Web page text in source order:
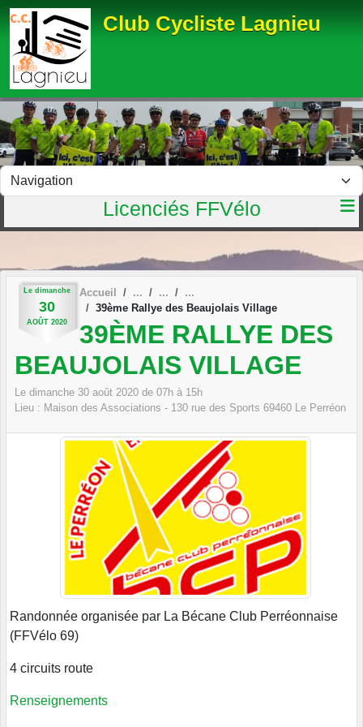
Club Cycliste Lagnieu
Licenciés FFVélo
Le dimanche
30
AOÛT 2020
Accueil
39ème Rallye des Beaujolais Village
39ÈME RALLYE DES
BEAUJOLAIS VILLAGE
Le dimanche 30 août 2020 de 07h à 15h
Lieu : Maison des Associations - 130 rue des Sports 69460 Le Perréon
Randonnée organisée par La Bécane Club Perréonnaise
(FFVélo 69)
4 circuits route
Renseignements
Panneau de gestion des cookies